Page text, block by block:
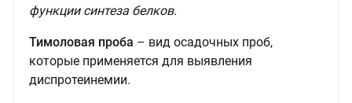
функции синтеза белков.
Тимоловая проба – вид осадочных проб,
которые применяется для выявления
диспротеинемии.